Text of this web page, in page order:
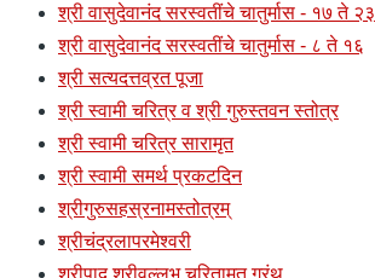
श्री वासुदेवानंद सरस्वतींचे चातुर्मास - १७ ते २३
श्री वासुदेवानंद सरस्वतींचे चातुर्मास - ८ ते १६
श्री सत्यदत्तव्रत पूजा
श्री स्वामी चरित्र व श्री गुरुस्तवन स्तोत्र
श्री स्वामी चरित्र सारामृत
श्री स्वामी समर्थ प्रकटदिन
श्रीगुरुसहस्रनामस्तोत्रम्
श्रीचंद्रलापरमेश्वरी
श्रीपाद श्रीवल्लभ चरितामृत ग्रंथ